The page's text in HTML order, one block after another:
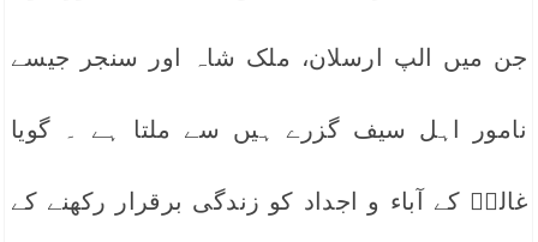
جن میں الپ ارسلان، ملک شاہ اور سنجر جیسے
نامور اہل سیف گزرے ہیں سے ملتا ہے ۔ گویا
غالبؔ کے آباء و اجداد کو زندگی برقرار رکھنے کے